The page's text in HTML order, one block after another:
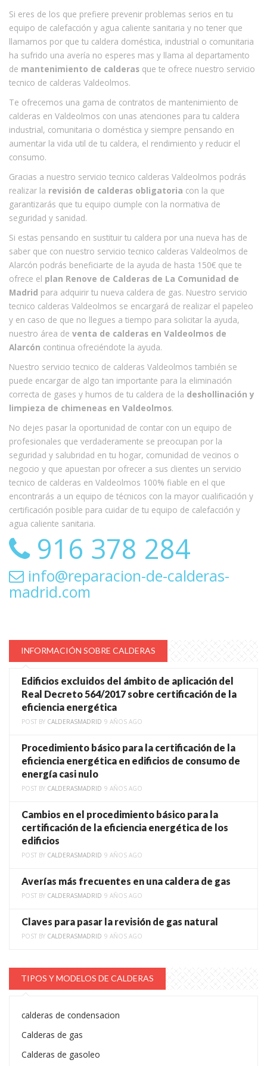
Si eres de los que prefiere prevenir problemas serios en tu
equipo de calefacción y agua caliente sanitaria y no tener que
llamarnos por que tu caldera doméstica, industrial o comunitaria
ha sufrido una avería no esperes mas y llama al departamento
de mantenimiento de calderas que te ofrece nuestro servicio
tecnico de calderas Valdeolmos.
Te ofrecemos una gama de contratos de mantenimiento de
calderas en Valdeolmos con unas atenciones para tu caldera
industrial, comunitaria o doméstica y siempre pensando en
aumentar la vida util de tu caldera, el rendimiento y reducir el
consumo.
Gracias a nuestro servicio tecnico calderas Valdeolmos podrás
realizar la revisión de calderas obligatoria con la que
garantizarás que tu equipo ciumple con la normativa de
seguridad y sanidad.
Si estas pensando en sustituir tu caldera por una nueva has de
saber que con nuestro servicio tecnico calderas Valdeolmos de
Alarcón podrás beneficiarte de la ayuda de hasta 150€ que te
ofrece el plan Renove de Calderas de La Comunidad de
Madrid para adquirir tu nueva caldera de gas. Nuestro servicio
tecnico calderas Valdeolmos se encargará de realizar el papeleo
y en caso de que no llegues a tiempo para solicitar la ayuda,
nuestro área de venta de calderas en Valdeolmos de
Alarcón continua ofreciéndote la ayuda.
Nuestro servicio tecnico de calderas Valdeolmos también se
puede encargar de algo tan importante para la eliminación
correcta de gases y humos de tu caldera de la deshollinación y
limpieza de chimeneas en Valdeolmos.
No dejes pasar la oportunidad de contar con un equipo de
profesionales que verdaderamente se preocupan por la
seguridad y salubridad en tu hogar, comunidad de vecinos o
negocio y que apuestan por ofrecer a sus clientes un servicio
tecnico de calderas en Valdeolmos 100% fiable en el que
encontrarás a un equipo de técnicos con la mayor cualificación y
certificación posible para cuidar de tu equipo de calefacción y
agua caliente sanitaria.
916 378 284
info@reparacion-de-calderas-
madrid.com
INFORMACIÓN SOBRE CALDERAS
Edificios excluidos del ámbito de aplicación del
Real Decreto 564/2017 sobre certificación de la
eficiencia energética
POST BY CALDERASMADRID 9 AÑOS AGO
Procedimiento básico para la certificación de la
eficiencia energética en edificios de consumo de
energía casi nulo
POST BY CALDERASMADRID 9 AÑOS AGO
Cambios en el procedimiento básico para la
certificación de la eficiencia energética de los
edificios
POST BY CALDERASMADRID 9 AÑOS AGO
Averías más frecuentes en una caldera de gas
POST BY CALDERASMADRID 9 AÑOS AGO
Claves para pasar la revisión de gas natural
POST BY CALDERASMADRID 9 AÑOS AGO
TIPOS Y MODELOS DE CALDERAS
calderas de condensacion
Calderas de gas
Calderas de gasoleo